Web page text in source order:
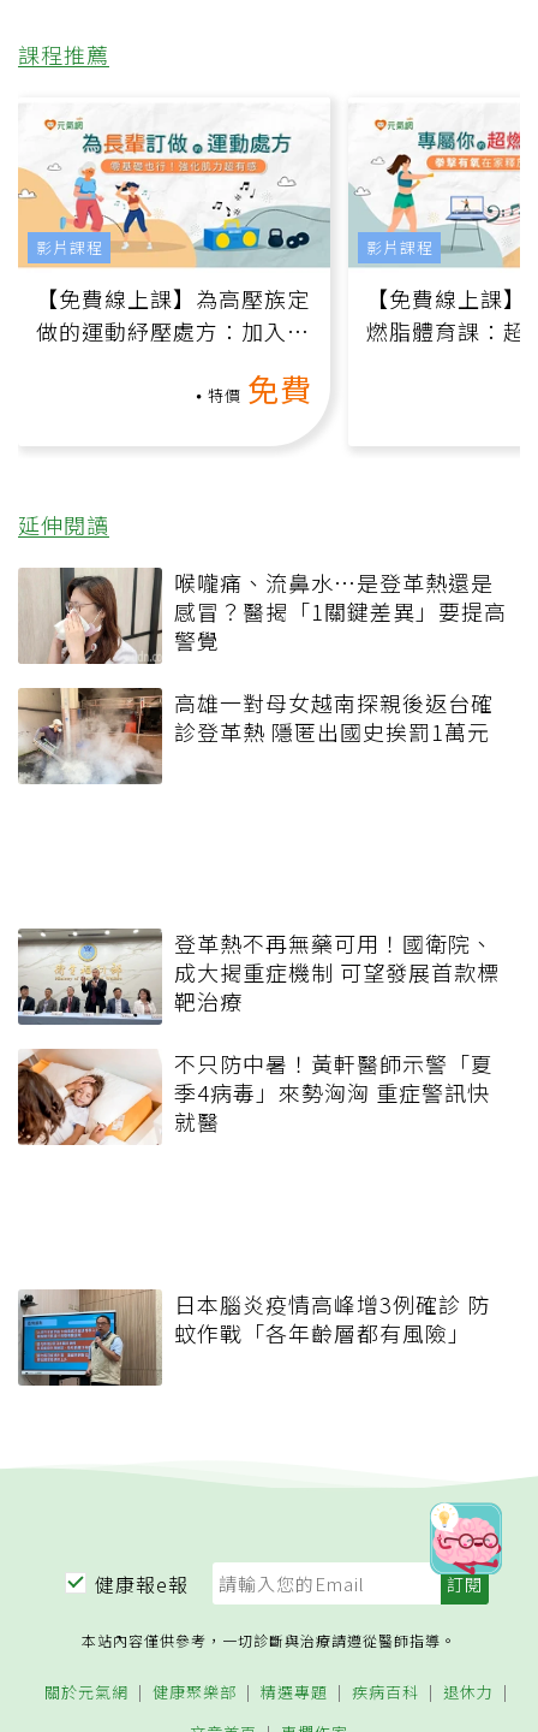
課程推薦
【免費線上課】為高壓族定
做的運動紓壓處方：加入行
特價 免費
影片課程
【免費線上課
燃脂體育課：超
影片課程
延伸閱讀
喉嚨痛、流鼻水⋯是登革熱還是
感冒？醫揭「1關鍵差異」要提高
警覺
高雄一對母女越南探親後返台確
診登革熱 隱匿出國史挨罰1萬元
登革熱不再無藥可用！國衛院、
成大揭重症機制 可望發展首款標
靶治療
不只防中暑！黃軒醫師示警「夏
季4病毒」來勢洶洶 重症警訊快
就醫
日本腦炎疫情高峰增3例確診 防
蚊作戰「各年齡層都有風險」
健康報e報
本站內容僅供參考，一切診斷與治療請遵從醫師指導。
關於元氣網 健康聚樂部 精選專題 疾病百科
退休力